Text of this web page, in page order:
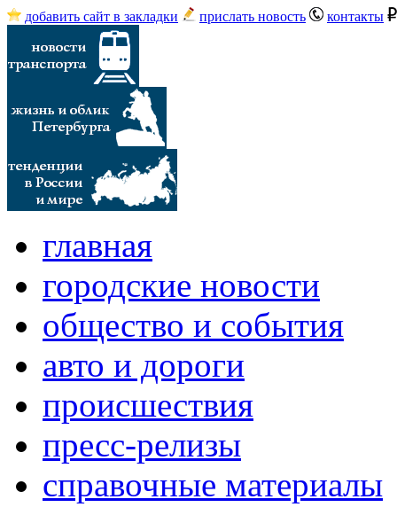
добавить сайт в закладки прислать новость контакты
главная
городские новости
общество и события
авто и дороги
происшествия
пресс-релизы
справочные материалы